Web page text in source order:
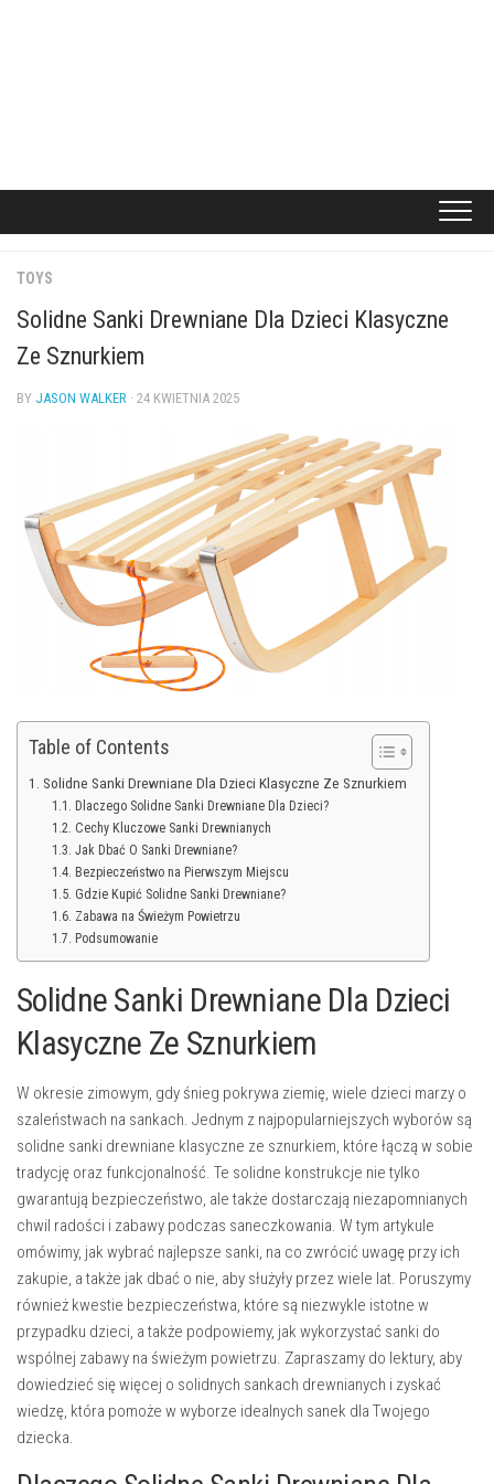
TOYS
Solidne Sanki Drewniane Dla Dzieci Klasyczne
Ze Sznurkiem
BY JASON WALKER · 24 KWIETNIA 2025
Table of Contents
Solidne Sanki Drewniane Dla Dzieci Klasyczne Ze Sznurkiem
Dlaczego Solidne Sanki Drewniane Dla Dzieci?
Cechy Kluczowe Sanki Drewnianych
Jak Dbać O Sanki Drewniane?
Bezpieczeństwo na Pierwszym Miejscu
Gdzie Kupić Solidne Sanki Drewniane?
Zabawa na Świeżym Powietrzu
Podsumowanie
Solidne Sanki Drewniane Dla Dzieci
Klasyczne Ze Sznurkiem
W okresie zimowym, gdy śnieg pokrywa ziemię, wiele dzieci marzy o
szaleństwach na sankach. Jednym z najpopularniejszych wyborów są
solidne sanki drewniane klasyczne ze sznurkiem, które łączą w sobie
tradycję oraz funkcjonalność. Te solidne konstrukcje nie tylko
gwarantują bezpieczeństwo, ale także dostarczają niezapomnianych
chwil radości i zabawy podczas saneczkowania. W tym artykule
omówimy, jak wybrać najlepsze sanki, na co zwrócić uwagę przy ich
zakupie, a także jak dbać o nie, aby służyły przez wiele lat. Poruszymy
również kwestie bezpieczeństwa, które są niezwykle istotne w
przypadku dzieci, a także podpowiemy, jak wykorzystać sanki do
wspólnej zabawy na świeżym powietrzu. Zapraszamy do lektury, aby
dowiedzieć się więcej o solidnych sankach drewnianych i zyskać
wiedzę, która pomoże w wyborze idealnych sanek dla Twojego
dziecka.